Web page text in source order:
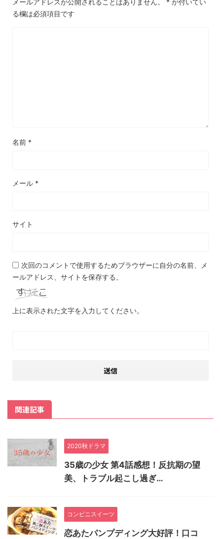
メールアドレスが公開されることはありません。 * が付いてい
る欄は必須項目です
名前 *
メール *
サイト
次回のコメントで使用するためブラウザーに自分の名前、メ
ールアドレス、サイトを保存する。
上に表示された文字を入力してください。
関連記事
2020秋ドラマ
35歳の少女 第4話感想！反抗期の望
美、トラブル起こし過ぎ…
コンビニスイーツ
恋あたパンプディング大好評！口コ